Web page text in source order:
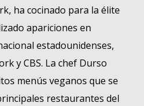
ha cocinado para la élite
apariciones en
estadounidenses,
y CBS. La chef Durso
menús veganos que se
restaurantes del